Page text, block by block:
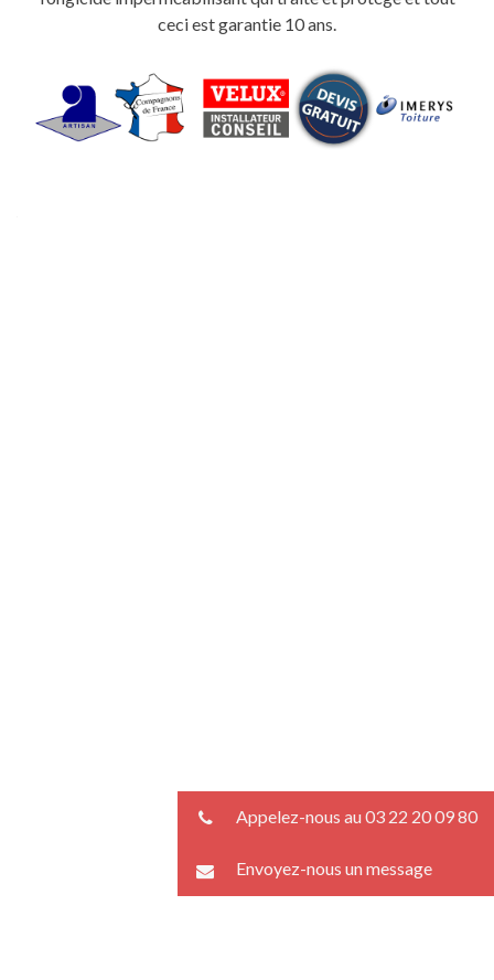
ceci est garantie 10 ans.
Appelez-nous au 03 22 20 09 80
Envoyez-nous un message